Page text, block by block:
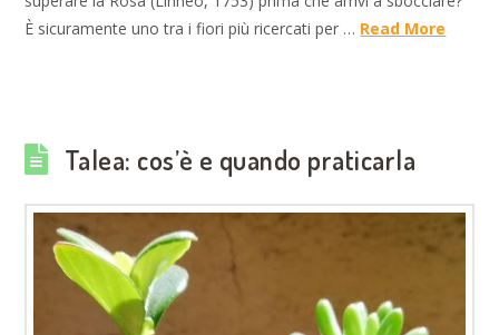
È sicuramente uno tra i fiori più ricercati per … Read More
Talea: cos’è e quando praticarla